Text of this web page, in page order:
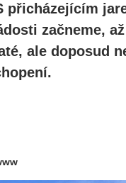
přicházejícím
začneme,
ale doposud